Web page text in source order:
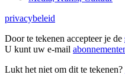
privacybeleid
Door te tekenen accepteer je de
U kunt uw e-mail
Lukt het niet om dit te tekenen?